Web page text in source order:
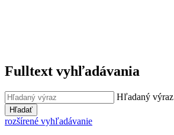
Fulltext vyhľadávania
Hľadaný výraz
Hľadať
rozšírené vyhľadávanie